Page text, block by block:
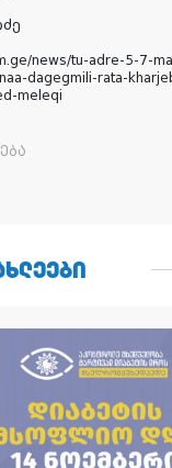
news/tu-adre-5-7-
dagegmili-rata-
meleqi